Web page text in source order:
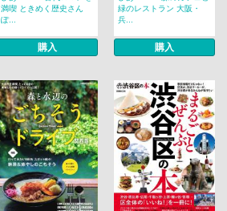
満喫 ときめく歴史さん
ぽ...
購入
緑のレストラン 大阪・
兵...
購入